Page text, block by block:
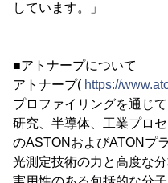
しています。」
■アトナープについて
アトナープ( https://
プロファイリングを通じ
研究、半導体、工業プロ
のASTONおよびATONプ
光測定技術の力と高度な